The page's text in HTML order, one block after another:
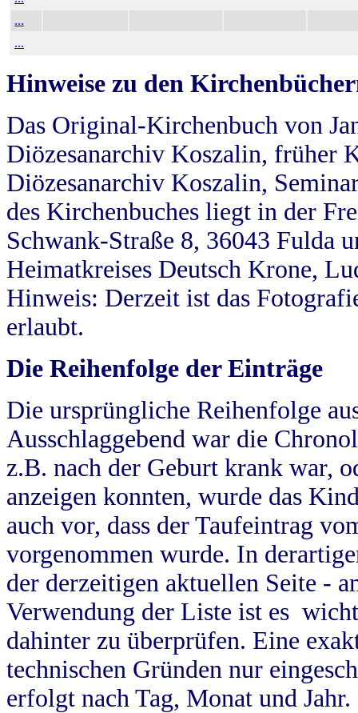
...
...
Hinweise zu den
Das Original-Kirchenbuch von
Diözesanarchiv Koszalin, früher
Diözesanarchiv Koszalin,
des Kirchenbuches liegt in der
Schwank-Straße 8, 36043 Fulda
Heimatkreises Deutsch Krone,
Hinweis: Derzeit ist das
erlaubt.
Die Reihenfolge der Einträge
Die ursprüngliche Reihenfolge
Ausschlaggebend war die
z.B. nach der Geburt krank war,
anzeigen konnten, wurde das
auch vor, dass der Taufeintrag
vorgenommen wurde. In
der derzeitigen aktuellen Seite -
Verwendung der Liste ist es
dahinter zu überprüfen. Eine
technischen Gründen nur
erfolgt nach Tag, Monat und Jahr.